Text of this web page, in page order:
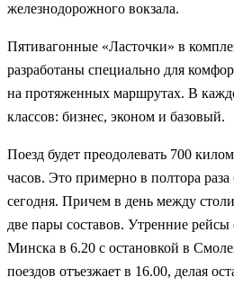
железнодорожного вокзала.
Пятивагонные «Ласточки» в
разработаны специально для
на протяженных маршрутах. В
классов: бизнес, эконом и базовый.
Поезд будет преодолевать 700
часов. Это примерно в полтора раза
сегодня. Причем в день между
две пары составов. Утренние
Минска в 6.20 с остановкой в
поездов отъезжает в 16.00, делая